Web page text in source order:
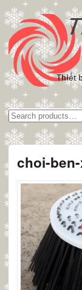
Tìm
kiếm:
choi-